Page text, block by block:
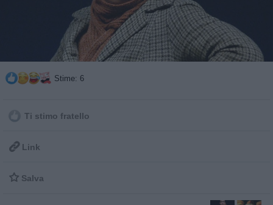
Stime: 6
Ti stimo fratello
 Link
 Salva